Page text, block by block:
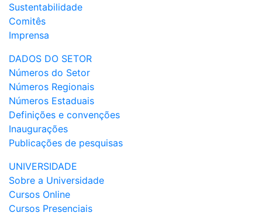
Sustentabilidade
Comitês
Imprensa
DADOS DO SETOR
Números do Setor
Números Regionais
Números Estaduais
Definições e convenções
Inaugurações
Publicações de pesquisas
UNIVERSIDADE
Sobre a Universidade
Cursos Online
Cursos Presenciais